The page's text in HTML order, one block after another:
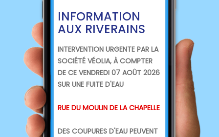
INFORMATION
AUX RIVERAINS
INTERVENTION URGENTE PAR LA
SOCIÉTÉ VÉOLIA, À COMPTER
DE CE VENDREDI 07 AOÛT 2026
SUR UNE FUITE D'EAU
RUE DU MOULIN DE LA CHAPELLE
DES COUPURES D'EAU PEUVENT